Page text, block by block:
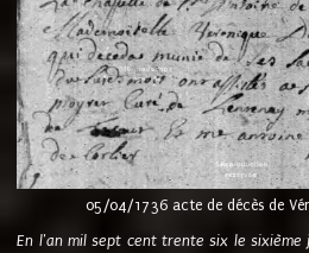
05/04/1736 acte de décès de
En l'an mil sept cent trente six le sixième